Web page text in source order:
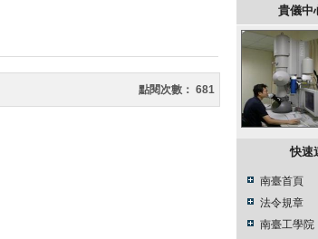
點閱次數： 681
貴儀中
快速
南臺首頁
法令規章
南臺工學院